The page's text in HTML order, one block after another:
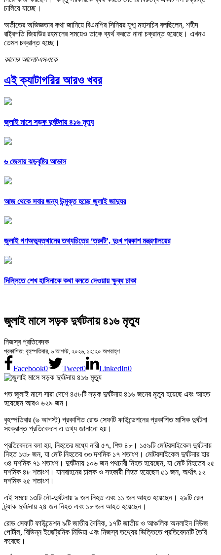
চালিয়ে যাচ্ছে।
অতীতের অভিজ্ঞতার কথা জানিয়ে বিএনপির সিনিয়র যুগ্ম মহাসচিব বলছিলেন, শহীদ
রাষ্ট্রপতি জিয়াউর রহমানের সময়েও তাকে ব্যর্থ করতে নানা চক্রান্ত হয়েছে। এখনও
তেমন চক্রান্ত হচ্ছে।
কালের আলো/এসএকে
এই ক্যাটাগরির আরও খবর
জুলাই মাসে সড়ক দুর্ঘটনায় ৪১৬ মৃত্যু
৬ জেলায় ঝড়বৃষ্টির আভাস
আজ থেকে সবার জন্য উন্মুক্ত হচ্ছে জুলাই জাদুঘর
জুলাই গণঅভ্যুত্থানের তথ্যচিত্রে ‘ত্রুটি’, দুঃখ প্রকাশ মন্ত্রণালয়ের
দিল্লিতে শেখ হাসিনাকে কথা বলতে দেওয়ায় ক্ষুব্ধ ঢাকা
জুলাই মাসে সড়ক দুর্ঘটনায় ৪১৬ মৃত্যু
নিজস্ব প্রতিবেদক
প্রকাশিত: বৃহস্পতিবার, ৬ আগস্ট, ২০২৬, ১২:২০ অপরাহ্ণ
Facebook0 Tweet0 LinkedIn0
গত জুলাই মাসে সারা দেশে ৪৫৮টি সড়ক দুর্ঘটনায় ৪১৬ জনের মৃত্যু হয়েছে এবং আহত
হয়েছেন আরও ৬২৯ জন।
বৃহস্পতিবার (৬ আগস্ট) প্রকাশিত রোড সেফটি ফাউন্ডেশনের প্রকাশিত মাসিক দুর্ঘটনা
সংক্রান্ত প্রতিবেদনে এ তথ্য জানানো হয়।
প্রতিবেদনে বলা হয়, নিহতের মধ্যে নারী ৫৭, শিশু ৪৮। ১৫৯টি মোটরসাইকেল দুর্ঘটনায়
নিহত ১৩৮ জন, যা মোট নিহতের ৩৩ দশমিক ১৭ শতাংশ। মোটরসাইকেল দুর্ঘটনার হার
৩৪ দশমিক ৭১ শতাংশ। দুর্ঘটনায় ১০৬ জন পথচারী নিহত হয়েছেন, যা মোট নিহতের ২৫
দশমিক ৪৮ শতাংশ। যানবাহনের চালক ও সহকারী নিহত হয়েছেন ৫১ জন, অর্থাৎ ১২
দশমিক ২৫ শতাংশ।
এই সময়ে ১৩টি নৌ-দুর্ঘটনায় ৯ জন নিহত এবং ১১ জন আহত হয়েছেন। ২৯টি রেল
ট্র্যাক দুর্ঘটনায় ২৪ জন নিহত এবং ১৮ জন আহত হয়েছেন।
রোড সেফটি ফাউন্ডেশন ৯টি জাতীয় দৈনিক, ১৭টি জাতীয় ও আঞ্চলিক অনলাইন নিউজ
পোর্টাল, বিভিন্ন ইলেক্ট্রনিক মিডিয়া এবং নিজস্ব তথ্যের ভিত্তিতে প্রতিবেদনটি তৈরি
করেছে।